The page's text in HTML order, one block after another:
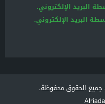
البريد الإلكتروني.
البريد الإلكتروني.